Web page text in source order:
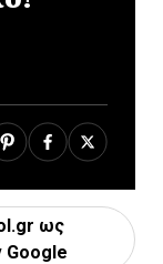
ως
Google